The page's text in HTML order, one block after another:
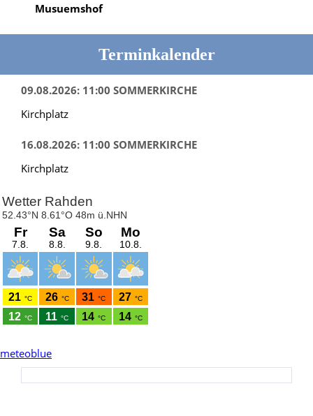
Musuemshof
Terminkalender
09.08.2026: 11:00 SOMMERKIRCHE
Kirchplatz
16.08.2026: 11:00 SOMMERKIRCHE
Kirchplatz
meteoblue